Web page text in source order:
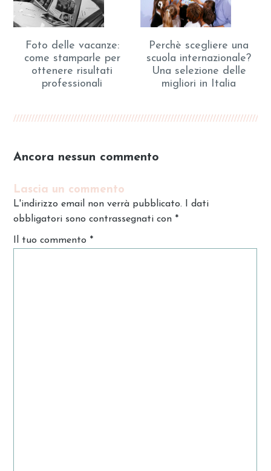
Foto delle vacanze:
come stamparle per
ottenere risultati
professionali
Perchè scegliere una
scuola internazionale?
Una selezione delle
migliori in Italia
Ancora nessun commento
Lascia un commento
L'indirizzo email non verrà pubblicato. I dati
obbligatori sono contrassegnati con *
Il tuo commento *